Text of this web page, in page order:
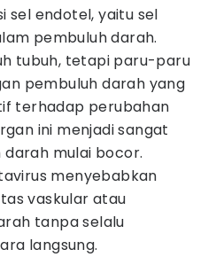
sel endotel, yaitu sel
pembuluh darah.
tubuh, tetapi paru-paru
pembuluh darah yang
terhadap perubahan
ini menjadi sangat
mulai bocor.
menyebabkan
vaskular atau
tanpa selalu
langsung.